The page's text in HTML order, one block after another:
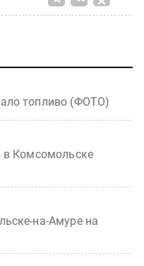
топливо (ФОТО)
в Комсомольске
на-Амуре на